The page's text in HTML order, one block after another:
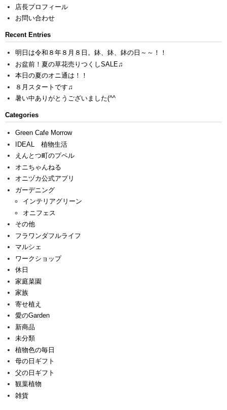
店長プロフィール
お問い合わせ
Recent Entries
明日は令和８年８月８日。鉢、鉢、鉢の日～～！！
お盆前！夏の草花売りつくしSALE♫
本日の夏のオニ通は！！
８月スタートです♫
暑い中ありがとうございました(^^ゞ
Categories
Green Cafe Morrow
IDEAL 植物生活
えんとつ町のプペル
オニちゃんねる
オニヅカ公式アプリ
ガーデニング
インテリアグリーン
オニフェス
その他
フラワンダフルライフ
マルシェ
ワークショップ
休日
家庭菜園
家族
寄せ植え
愛のGarden
新商品
未分類
植物色の毎日
母の日ギフト
父の日ギフト
観葉植物
雑貨